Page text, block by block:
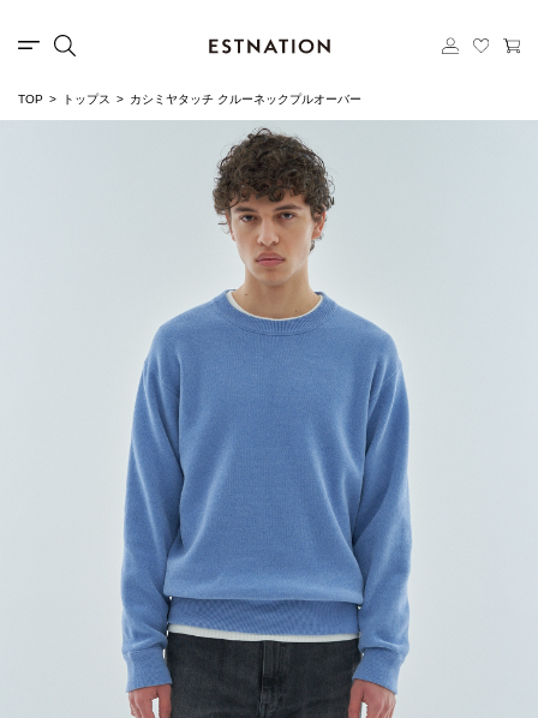
TOP トップス カシミヤタッチ クルーネックプルオーバー